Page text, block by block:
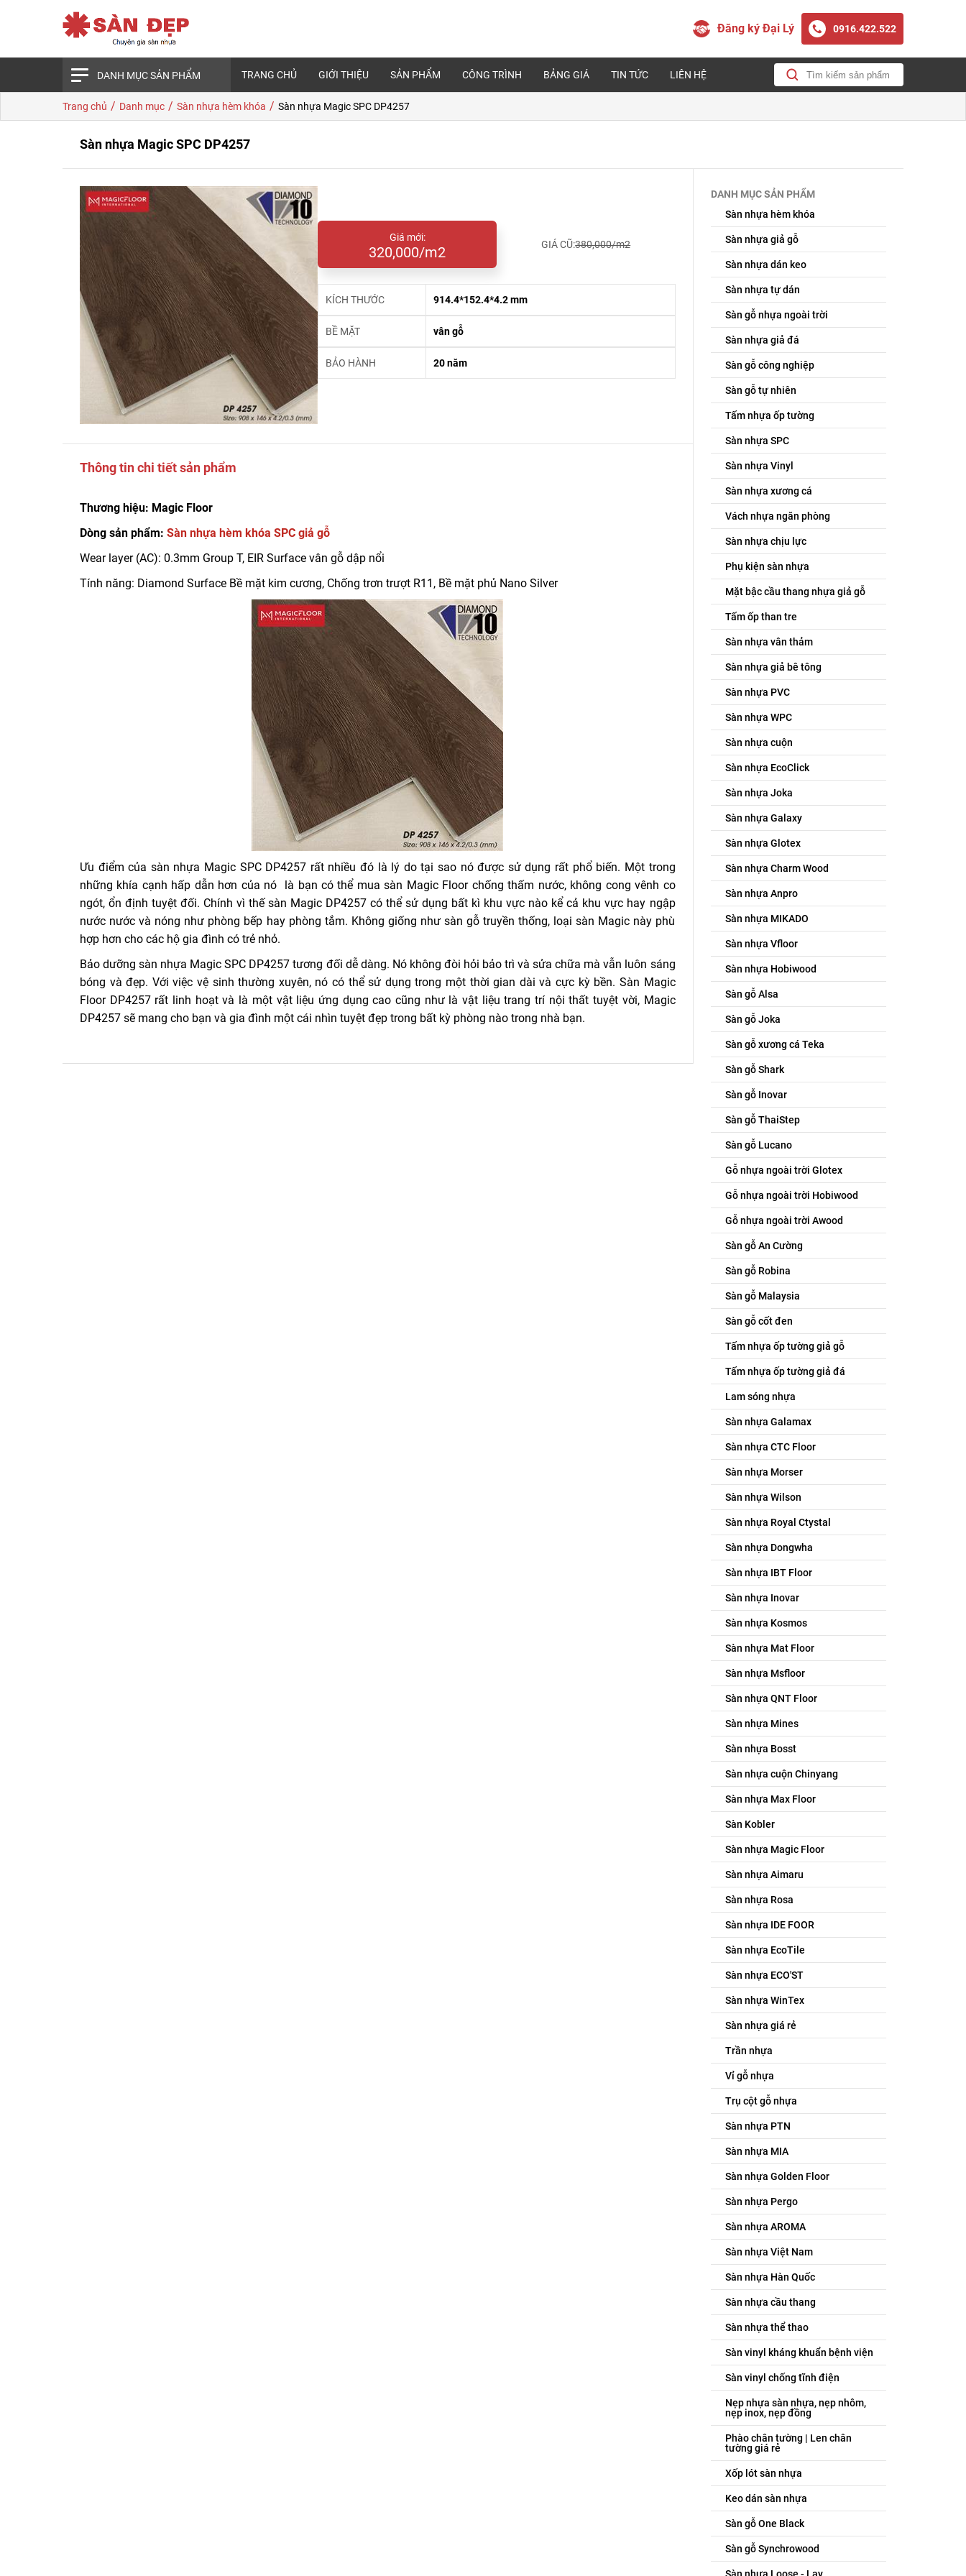
Đăng ký Đại Lý 0916.422.522
DANH MỤC SẢN PHẨM TRANG CHỦ GIỚI THIỆU SẢN PHẨM CÔNG TRÌNH BẢNG GIÁ TIN TỨC LIÊN HỆ
Trang chủ / Danh mục / Sàn nhựa hèm khóa / Sàn nhựa Magic SPC DP4257
Sàn nhựa Magic SPC DP4257
Giá mới:
320,000/m2 GIÁ CŨ:380,000/m2
KÍCH THƯỚC 914.4*152.4*4.2 mm
BỀ MẶT vân gỗ
BẢO HÀNH 20 năm
Thông tin chi tiết sản phẩm
Thương hiệu: Magic Floor
Dòng sản phẩm: Sàn nhựa hèm khóa SPC giả gỗ
Wear layer (AC): 0.3mm Group T, EIR Surface vân gỗ dập nổi
Tính năng: Diamond Surface Bề mặt kim cương, Chống trơn trượt R11, Bề mặt phủ Nano Silver
Ưu điểm của sàn nhựa Magic SPC DP4257 rất nhiều đó là lý do tại sao nó được sử dụng rất phổ biến. Một trong
những khía cạnh hấp dẫn hơn của nó là bạn có thể mua sàn Magic Floor chống thấm nước, không cong vênh co
ngót, ổn định tuyệt đối. Chính vì thế sàn Magic DP4257 có thể sử dụng bất kì khu vực nào kể cả khu vực hay ngập
nước nước và nóng như phòng bếp hay phòng tắm. Không giống như sàn gỗ truyền thống, loại sàn Magic này phù
hợp hơn cho các hộ gia đình có trẻ nhỏ.
Bảo dưỡng sàn nhựa Magic SPC DP4257 tương đối dễ dàng. Nó không đòi hỏi bảo trì và sửa chữa mà vẫn luôn sáng
bóng và đẹp. Với việc vệ sinh thường xuyên, nó có thể sử dụng trong một thời gian dài và cực kỳ bền. Sàn Magic
Floor DP4257 rất linh hoạt và là một vật liệu ứng dụng cao cũng như là vật liệu trang trí nội thất tuyệt vời, Magic
DP4257 sẽ mang cho bạn và gia đình một cái nhìn tuyệt đẹp trong bất kỳ phòng nào trong nhà bạn.
DANH MỤC SẢN PHẨM
Sàn nhựa hèm khóa
Sàn nhựa giả gỗ
Sàn nhựa dán keo
Sàn nhựa tự dán
Sàn gỗ nhựa ngoài trời
Sàn nhựa giả đá
Sàn gỗ công nghiệp
Sàn gỗ tự nhiên
Tấm nhựa ốp tường
Sàn nhựa SPC
Sàn nhựa Vinyl
Sàn nhựa xương cá
Vách nhựa ngăn phòng
Sàn nhựa chịu lực
Phụ kiện sàn nhựa
Mặt bậc cầu thang nhựa giả gỗ
Tấm ốp than tre
Sàn nhựa vân thảm
Sàn nhựa giả bê tông
Sàn nhựa PVC
Sàn nhựa WPC
Sàn nhựa cuộn
Sàn nhựa EcoClick
Sàn nhựa Joka
Sàn nhựa Galaxy
Sàn nhựa Glotex
Sàn nhựa Charm Wood
Sàn nhựa Anpro
Sàn nhựa MIKADO
Sàn nhựa Vfloor
Sàn nhựa Hobiwood
Sàn gỗ Alsa
Sàn gỗ Joka
Sàn gỗ xương cá Teka
Sàn gỗ Shark
Sàn gỗ Inovar
Sàn gỗ ThaiStep
Sàn gỗ Lucano
Gỗ nhựa ngoài trời Glotex
Gỗ nhựa ngoài trời Hobiwood
Gỗ nhựa ngoài trời Awood
Sàn gỗ An Cường
Sàn gỗ Robina
Sàn gỗ Malaysia
Sàn gỗ cốt đen
Tấm nhựa ốp tường giả gỗ
Tấm nhựa ốp tường giả đá
Lam sóng nhựa
Sàn nhựa Galamax
Sàn nhựa CTC Floor
Sàn nhựa Morser
Sàn nhựa Wilson
Sàn nhựa Royal Ctystal
Sàn nhựa Dongwha
Sàn nhựa IBT Floor
Sàn nhựa Inovar
Sàn nhựa Kosmos
Sàn nhựa Mat Floor
Sàn nhựa Msfloor
Sàn nhựa QNT Floor
Sàn nhựa Mines
Sàn nhựa Bosst
Sàn nhựa cuộn Chinyang
Sàn nhựa Max Floor
Sàn Kobler
Sàn nhựa Magic Floor
Sàn nhựa Aimaru
Sàn nhựa Rosa
Sàn nhựa IDE FOOR
Sàn nhựa EcoTile
Sàn nhựa ECO'ST
Sàn nhựa WinTex
Sàn nhựa giá rẻ
Trần nhựa
Vỉ gỗ nhựa
Trụ cột gỗ nhựa
Sàn nhựa PTN
Sàn nhựa MIA
Sàn nhựa Golden Floor
Sàn nhựa Pergo
Sàn nhựa AROMA
Sàn nhựa Việt Nam
Sàn nhựa Hàn Quốc
Sàn nhựa cầu thang
Sàn nhựa thể thao
Sàn vinyl kháng khuẩn bệnh viện
Sàn vinyl chống tĩnh điện
Nẹp nhựa sàn nhựa, nẹp nhôm,
nẹp inox, nẹp đồng
Phào chân tường | Len chân
tường giá rẻ
Xốp lót sàn nhựa
Keo dán sàn nhựa
Sàn gỗ One Black
Sàn gỗ Synchrowood